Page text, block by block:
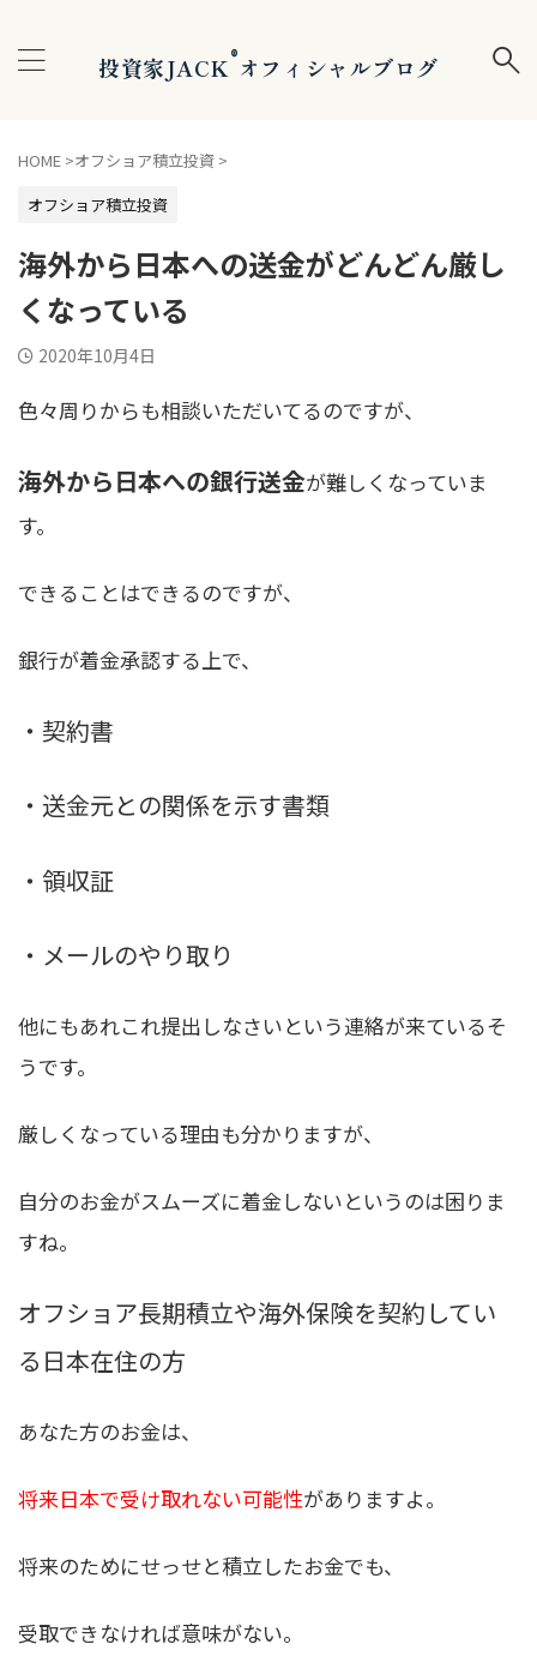
投資家JACK®オフィシャルブログ
HOME >オフショア積立投資 >
オフショア積立投資
海外から日本への送金がどんどん厳し
くなっている
2020年10月4日
色々周りからも相談いただいてるのですが、
海外から日本への銀行送金が難しくなっていま
す。
できることはできるのですが、
銀行が着金承認する上で、
・契約書
・送金元との関係を示す書類
・領収証
・メールのやり取り
他にもあれこれ提出しなさいという連絡が来ているそ
うです。
厳しくなっている理由も分かりますが、
自分のお金がスムーズに着金しないというのは困りま
すね。
オフショア長期積立や海外保険を契約してい
る日本在住の方
あなた方のお金は、
将来日本で受け取れない可能性がありますよ。
将来のためにせっせと積立したお金でも、
受取できなければ意味がない。